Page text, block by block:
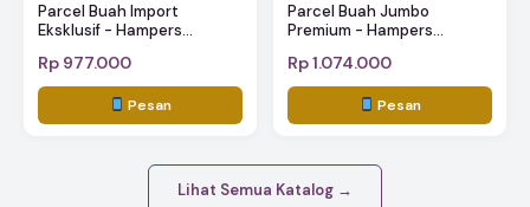
Parcel Buah Import
Eksklusif - Hampers...
Rp 977.000
Pesan
Parcel Buah Jumbo
Premium - Hampers...
Rp 1.074.000
Pesan
Lihat Semua Katalog →